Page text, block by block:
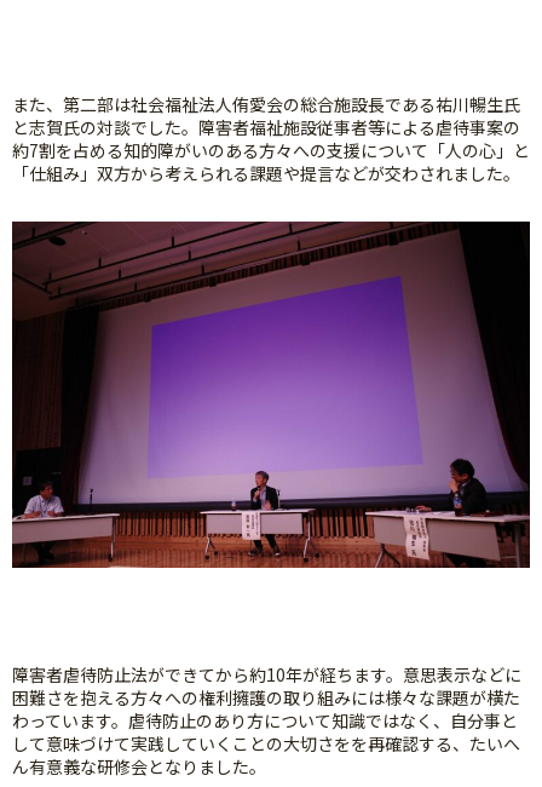
また、第二部は社会福祉法人侑愛会の総合施設長である祐川暢生氏
と志賀氏の対談でした。障害者福祉施設従事者等による虐待事案の
約7割を占める知的障がいのある方々への支援について「人の心」と
「仕組み」双方から考えられる課題や提言などが交わされました。
障害者虐待防止法ができてから約10年が経ちます。意思表示などに
困難さを抱える方々への権利擁護の取り組みには様々な課題が横た
わっています。虐待防止のあり方について知識ではなく、自分事と
して意味づけて実践していくことの大切さをを再確認する、たいへ
ん有意義な研修会となりました。